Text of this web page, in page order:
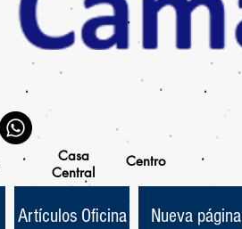
Casa
Central
Centro
Artículos Oficina Nueva página